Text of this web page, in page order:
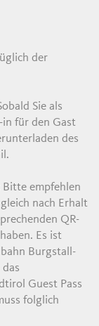
der
Sie als
in für den Gast
des
Bitte empfehlen
nach Erhalt
QR-
Es ist
Burgstall-
Guest Pass
folglich